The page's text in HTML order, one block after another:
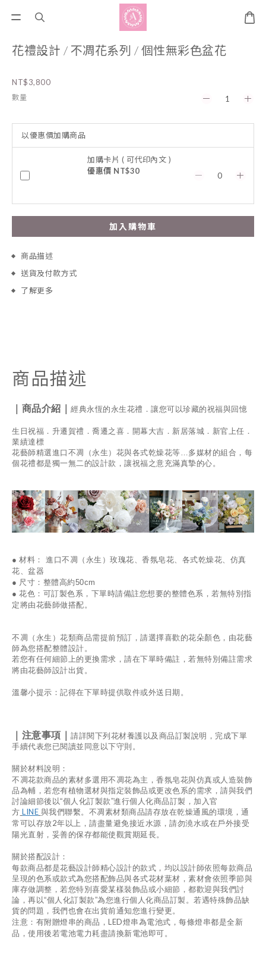
花禮設計 / 不凋花系列 / 個性無彩色盆花
NT$3,800
數量
以優惠價加購商品
加購卡片 ( 可代印內文 )
優惠價 NT$30
加入購物車
商品描述
送貨及付款方式
了解更多
商品描述
｜商品介紹｜ 經典永恆的永生花禮．讓您可以珍藏的祝福與回憶
生日祝福．升遷賀禮．喬遷之喜．開幕大吉．新居落城．新官上任．
業績達標
花藝師精選進口不凋（永生）花與各式乾燥花等…多媒材的組合，每
個花禮都是獨一無二的設計款，讓祝福之意充滿真摯的心。
● 材料： 進口不凋（永生）玫瑰花、香氛皂花、各式乾燥花、仿真
花、盆器
● 尺寸：整體高約50cm
● 花色：可訂製色系，下單時請備註您想要的整體色系，若無特別指
定將由花藝師做搭配。
不凋（永生）花類商品需提前預訂，請選擇喜歡的花朵顏色，由花藝
師為您搭配整體設計。
若您有任何細節上的更換 需求，請在下單時備註，若無特別備註需求
將由花藝師設計出貨。
溫馨小提示：記得在下單時提供取件或外送日期。
｜注意事項｜ 請詳閱下列花材養護以及商品訂製說明，完成下單
手續代表您已閱讀並同意以下守則。
關於材料說明：
不凋花款商品的素材多選用不凋花為主，香氛皂花與仿真或人造裝飾
品為輔，若您有植物選材與指定裝飾品或更改色系的需求，請與我們
討論細節後以“個人化訂製款”進行個人化商品訂製，加入官
方 LINE 與我們聯繫。不凋素材類商品請存放在乾燥通風的環境，通
常可以存放2年以上，請盡量避免接近水源，請勿澆水或在戶外接受
陽光直射，妥善的保存都能使觀賞期延長。
關於搭配設計：
每款商品都是花藝設計師精心設計的款式，均以設計師依照每款商品
呈現的色系或款式為您搭配飾品與各式花材葉材，素材會依照季節與
庫存做調整，若您特別喜愛某樣裝飾品或小細節，都歡迎與我們討
論，再以“個人化訂製款”為您進行個人化商品訂製。若遇特殊飾品缺
貨的問題，我們也會在出貨前通知您進行變更。
注意：有附贈燈串的商品， LED燈串為電池式，每條燈串都是全新
品，使用後若電池電力耗盡請換新電池即可。